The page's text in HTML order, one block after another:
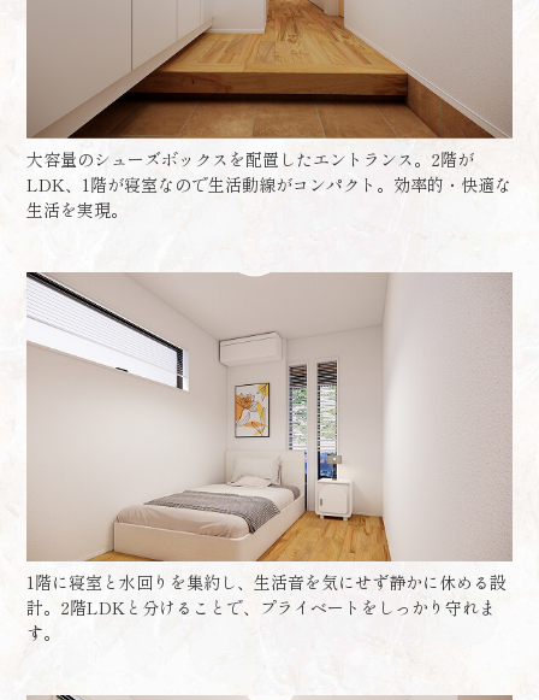
大容量のシューズボックスを配置したエントランス。2階が
LDK、1階が寝室なので生活動線がコンパクト。効率的・快適な
生活を実現。
1階に寝室と水回りを集約し、生活音を気にせず静かに休める設
計。2階LDKと分けることで、プライベートをしっかり守れま
す。